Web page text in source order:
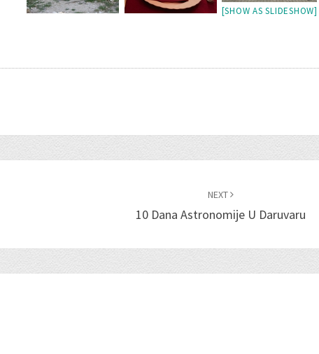
[SHOW AS SLIDESHOW]
NEXT
10 Dana Astronomije U Daruvaru